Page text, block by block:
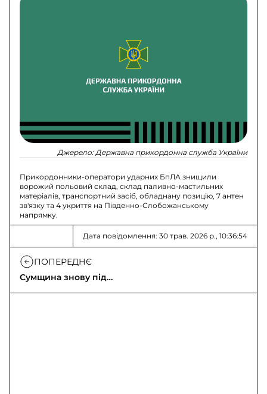
Джерело: Державна прикордонна служба України
Прикордонники-оператори ударних БпЛА знищили
ворожий польовий склад, склад паливно-мастильних
матеріалів, транспортний засіб, обладнану позицію, 7 антен
зв'язку та 4 укриття на Південно-Слобожанському
напрямку.
Дата повідомлення: 30 трав. 2026 р., 10:36:54
ПОПЕРЕДНЄ
Сумщина знову під
ударом росіян